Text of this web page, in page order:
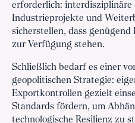
erforderlich: interdisziplinäre
Industrieprojekte und
sicherstellen, dass
zur Verfügung stehen.
Schließlich bedarf es einer
geopolitischen Strategie:
Exportkontrollen gezielt
Standards fördern, um
technologische Resilienz zu